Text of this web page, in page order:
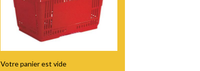
Votre panier est vide